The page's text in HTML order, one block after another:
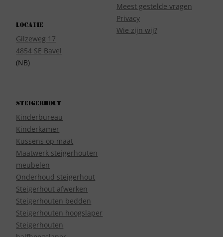
Locatie
Gilzeweg 17
4854 SE Bavel
(NB)
Meest gestelde vragen
Privacy
Wie zijn wij?
Steigerhout
Kinderbureau
Kinderkamer
Kussens op maat
Maatwerk steigerhouten
meubelen
Onderhoud steigerhout
Steigerhout afwerken
Steigerhouten bedden
Steigerhouten hoogslaper
Steigerhouten